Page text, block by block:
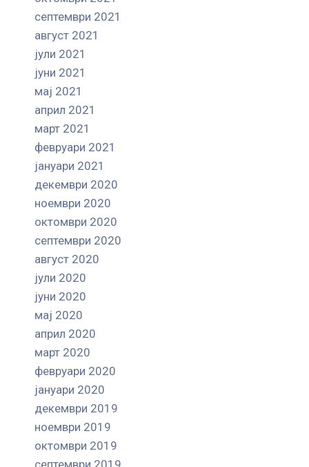
септември 2021
август 2021
јули 2021
јуни 2021
мај 2021
април 2021
март 2021
февруари 2021
јануари 2021
декември 2020
ноември 2020
октомври 2020
септември 2020
август 2020
јули 2020
јуни 2020
мај 2020
април 2020
март 2020
февруари 2020
јануари 2020
декември 2019
ноември 2019
октомври 2019
септември 2019